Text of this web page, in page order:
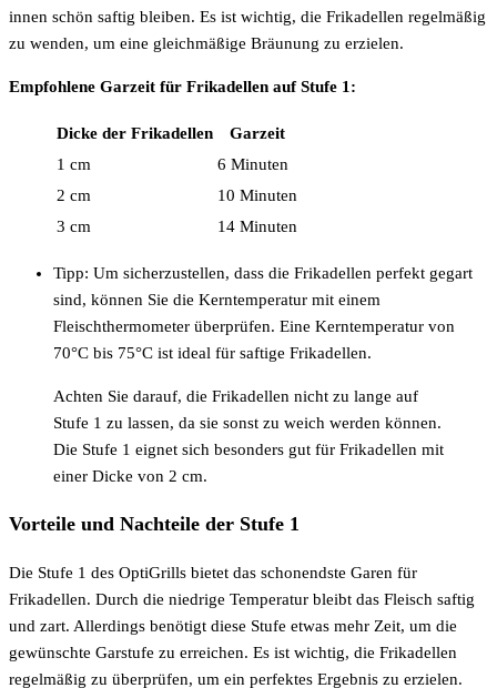
innen schön saftig bleiben. Es ist wichtig, die Frikadellen regelmäßig
zu wenden, um eine gleichmäßige Bräunung zu erzielen.
Empfohlene Garzeit für Frikadellen auf Stufe 1:
Dicke der Frikadellen
Garzeit
1 cm
6 Minuten
2 cm
10 Minuten
3 cm
14 Minuten
Tipp: Um sicherzustellen, dass die Frikadellen perfekt gegart
sind, können Sie die Kerntemperatur mit einem
Fleischthermometer überprüfen. Eine Kerntemperatur von
70°C bis 75°C ist ideal für saftige Frikadellen.
Achten Sie darauf, die Frikadellen nicht zu lange auf
Stufe 1 zu lassen, da sie sonst zu weich werden können.
Die Stufe 1 eignet sich besonders gut für Frikadellen mit
einer Dicke von 2 cm.
Vorteile und Nachteile der Stufe 1
Die Stufe 1 des OptiGrills bietet das schonendste Garen für
Frikadellen. Durch die niedrige Temperatur bleibt das Fleisch saftig
und zart. Allerdings benötigt diese Stufe etwas mehr Zeit, um die
gewünschte Garstufe zu erreichen. Es ist wichtig, die Frikadellen
regelmäßig zu überprüfen, um ein perfektes Ergebnis zu erzielen.